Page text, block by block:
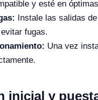
y esté en
Instale las salidas
fugas.
Una vez
inicial y